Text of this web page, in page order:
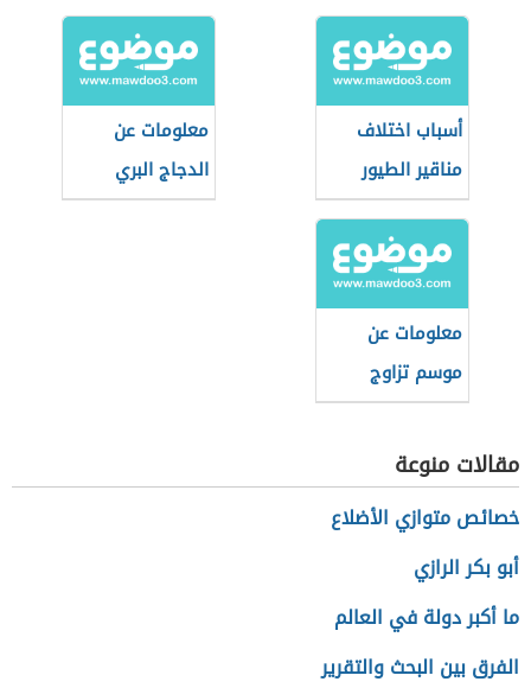
أسباب اختلاف
مناقير الطيور
معلومات عن
الدجاج البري
معلومات عن
موسم تزاوج
الحجل البري
مقالات منوعة
خصائص متوازي الأضلاع
أبو بكر الرازي
ما أكبر دولة في العالم
الفرق بين البحث والتقرير